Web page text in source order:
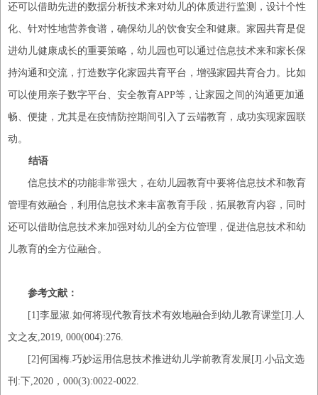
还可以借助先进的数据分析技术来对幼儿的体质进行监测，设计个性
化、 针对性地营养食谱 ，确保幼儿的饮食安全和健康。家园共育是促
进幼儿健康成长的重要策略，幼儿园也可以通过信息技术来和家长保
持沟通和交流，打造数字化家园共育平台，增强家园共育合力。比如
可以使用亲子数字平台、安全教育APP等，让家园之间的沟通更加通
畅、便捷，尤其是在疫情防控期间 引入了云端教育，成功实现家园联
动。
结语
信息技术的功能非常强大，在幼儿园教育中要将信息技术和教育
管理有效融合，利用信息技术来丰富教育手段，拓展教育内容，同时
还可以借助信息技术来加强对幼儿的全方位管理，促进信息技术和幼
儿教育的全方位融合。
参考文献 ：
[1]李显淑.如何将现代教育技术有效地融合到幼儿教育课堂[J].人
文之友,2019, 000(004):276.
[2]何国梅.巧妙运用信息技术推进幼儿学前教育发展[J].小品文选
刊 :下,2020，000(3):0022-0022.